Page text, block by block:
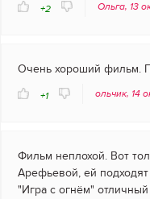
+2 Ольга, 13
Очень хороший фильм.
+1 ольчик, 14
Фильм неплохой. Вот
Арефьевой, ей
"Игра с огнём"